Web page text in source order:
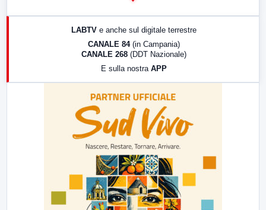
LABTV e anche sul digitale terrestre
CANALE 84 (in Campania)
CANALE 268 (DDT Nazionale)
E sulla nostra APP